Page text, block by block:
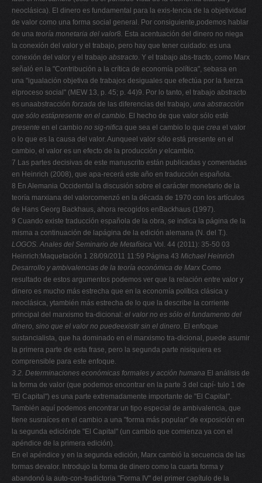
neoclásica). El dinero es fundamental para la exis-tencia de la objetividad
de valor como una forma social general. Por consiguiente,podemos hablar
de una teoría monetaria del valor8. Esta acentuación del dinero no niega
la conexión del valor y el trabajo, pero hay que tener cuidado: es una
conexión del valor y el trabajo abstracto. Y el trabajo abs-tracto, como Marx
señaló en la "Contribución a la crítica de economía política", sebasa en
una "igualación objetiva de trabajos desiguales que efectúa por la fuerza
elproceso social" (MEW 13, p. 45; p. 44)9. Por lo tanto, el trabajo abstracto
es unaabstracción forzada de las diferencias del trabajo, una abstracción
que sólo estápresente en el cambio. El hecho de que valor sólo esté
presente en el cambio no sig-nifica que sea el cambio lo que crea el valor
o lo que es la causa del valor. Aunqueel valor sólo está presente en el
cambio, el valor es un efecto de la producción yelcambio.
7 Las partes decisivas de este manuscrito están publicadas y comentadas
en Heinrich (2008), que apa-recerá este año en traducción española.
8 En Alemania Occidental la discusión sobre el carácter monetario de la
teoría marxiana del valorcomenzó en la década de 1970 con los artículos
de Hans Georg Backhaus, ahora recogidos enBackhaus (1997).
9 Cuando existe traducción española de la obra, se indica la página de la
misma a continuación de lapágina de la edición alemana (N. del T.).
LOGOS. Anales del Seminario de Metafísica Vol. 44 (2011): 35-50 03
Heinrich:Maquetación 1 28/09/2011 11:59 Página 43 Michael Heinrich
Desarrollo y ambivalencias de la teoría económica de Marx Como
resultado de estos argumentos podemos ver que la relación entre valor y
dinero es mucho más estrecha que en la economía política clásica y
neoclásica, ytambién más estrecha de lo que la describe la corriente
principal del marxismo tra-dicional: el valor no es sólo el fundamento del
dinero, sino que el valor no puedeexistir sin el dinero. El enfoque
sustancialista, que ha dominado en el marxismo tra-dicional, puede asumir
la primera parte de esta frase, pero la segunda parte nisiquiera es
comprensible para este enfoque.
3.2. Determinaciones económicas formales y acción humana El análisis de
la forma de valor (que podemos encontrar en la parte 3 del capí- tulo 1 de
"El Capital") es una parte extremadamente importante de "El Capital".
También aquí podemos encontrar un tipo especial de ambivalencia, que
tiene susraíces en el cambio a una "forma más popular" de exposición en
la segunda ediciónde "El Capital" (un cambio que comienza ya con el
apéndice de la primera edición).
En el apéndice y en la segunda edición, Marx cambió la secuencia de las
formas devalor. Introdujo la forma de dinero como la cuarta forma y
abandonó la auto-con-tradictoria "Forma IV" del primer capítulo de la